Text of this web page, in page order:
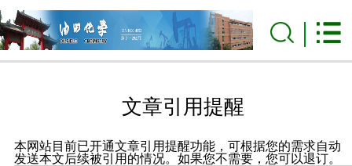
文章引用提醒
本网站目前已开通文章引用提醒功能，可根据您的需求自动
发送本文后续被引用的情况。如果您不需要，您可以退订。